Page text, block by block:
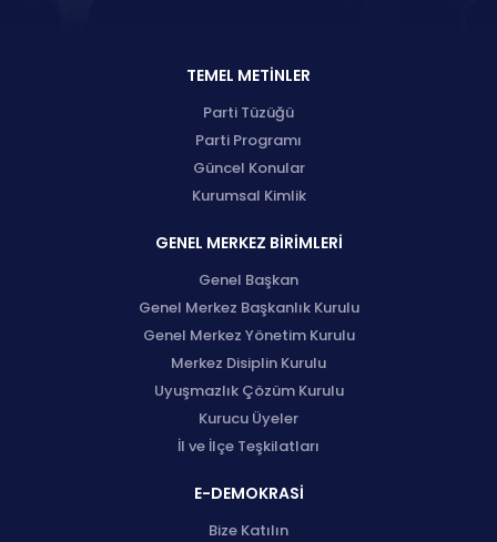
TEMEL METİNLER
Parti Tüzüğü
Parti Programı
Güncel Konular
Kurumsal Kimlik
GENEL MERKEZ BİRİMLERİ
Genel Başkan
Genel Merkez Başkanlık Kurulu
Genel Merkez Yönetim Kurulu
Merkez Disiplin Kurulu
Uyuşmazlık Çözüm Kurulu
Kurucu Üyeler
İl ve İlçe Teşkilatları
E-DEMOKRASİ
Bize Katılın